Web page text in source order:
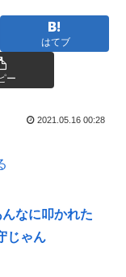
はてブ
ー
2021.05.16 00:28
なに叩かれた
じゃん